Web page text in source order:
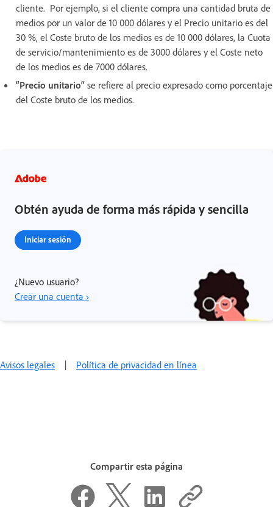
cliente. Por ejemplo, si el cliente compra una cantidad bruta de
medios por un valor de 10 000 dólares y el Precio unitario es del
30 %, el Coste bruto de los medios es de 10 000 dólares, la Cuota
de servicio/mantenimiento es de 3000 dólares y el Coste neto
de los medios es de 7000 dólares.
“Precio unitario“ se refiere al precio expresado como porcentaje
del Coste bruto de los medios.
Obtén ayuda de forma más rápida y sencilla
Iniciar sesión
¿Nuevo usuario?
Crear una cuenta ›
Avisos legales | Política de privacidad en línea
Compartir esta página